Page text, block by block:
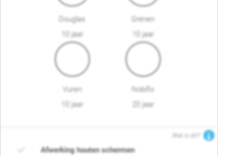
Douglas
10 jaar
Grenen
10 jaar
Vuren
10 jaar
Nobifix
20 jaar
Wat is dit?
Afwerking houten schermen